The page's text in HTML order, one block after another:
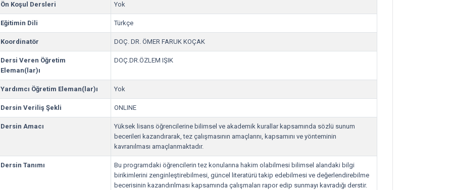
Ön Koşul Dersleri Yok
Eğitimin Dili Türkçe
Koordinatör DOÇ. DR. ÖMER FARUK KOÇAK
Dersi Veren Öğretim
Eleman(lar)ı
DOÇ.DR.ÖZLEM IŞIK
Yardımcı Öğretim Eleman(lar)ı Yok
Dersin Veriliş Şekli ONLINE
Dersin Amacı
Yüksek lisans öğrencilerine bilimsel ve akademik kurallar kapsamında sözlü sunum
becerileri kazandırarak, tez çalışmasının amaçlarını, kapsamını ve yönteminin
kavranılması amaçlanmaktadır.
Dersin Tanımı
Bu programdaki öğrencilerin tez konularına hakim olabilmesi bilimsel alandaki bilgi
birikimlerini zenginleştirebilmesi, güncel literatürü takip edebilmesi ve değerlendirebilme
becerisinin kazandırılması kapsamında çalışmaları rapor edip sunmayı kavradığı derstir.